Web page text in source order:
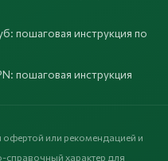
пошаговая инструкция по
пошаговая инструкция
офертой или рекомендацией и
характер для